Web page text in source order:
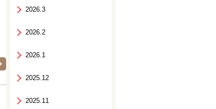
2026.3
2026.2
2026.1
2025.12
2025.11